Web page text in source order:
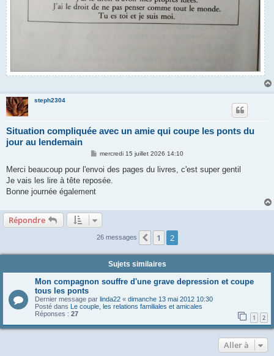
steph2304
Situation compliquée avec un amie qui coupe les ponts du
jour au lendemain
M
s
a
mercredi 15 juillet 2026 14:10
Merci beaucoup pour l'envoi des pages du livres, c'est super gentil
Je vais les lire à tête reposée.
Bonne journée également
Répondre
26 messages Précédente
1 2
Sujets similaires
Mon compagnon souffre d'une grave depression et coupe
tous les ponts
Dernier message par linda22 « dimanche 13 mai 2012 10:30
Posté dans Le couple, les relations familiales et amicales
Réponses : 27 1 2
Aller à